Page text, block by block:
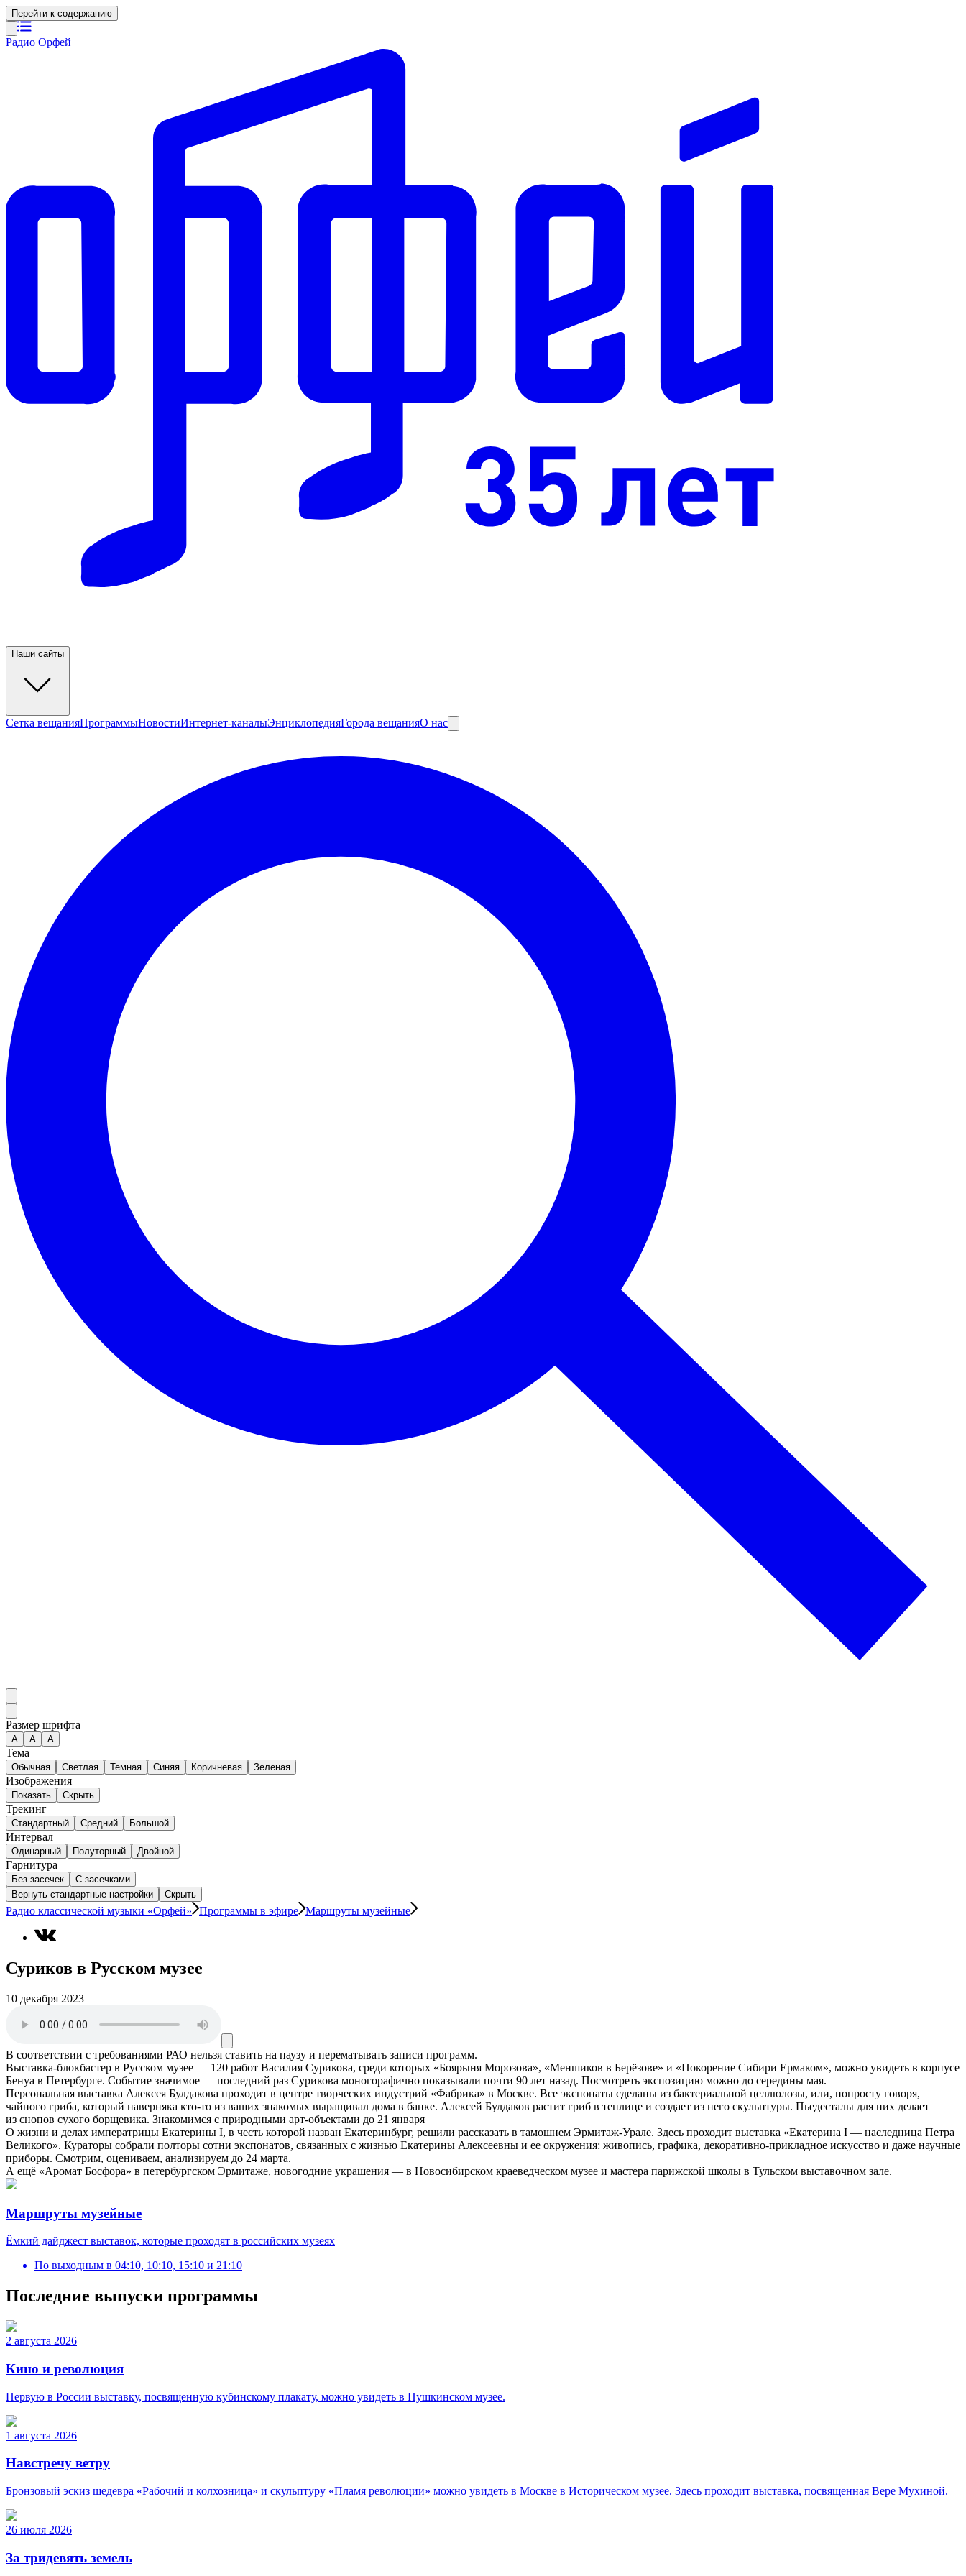
Перейти к содержанию
Радио Орфей
Наши сайты
Сетка вещанияПрограммыНовостиИнтернет-каналыЭнциклопедияГорода вещанияО нас
Размер шрифта
А A A
Тема
Обычная Светлая Темная Синяя Коричневая Зеленая
Изображения
Показать Скрыть
Трекинг
Стандартный Средний Большой
Интервал
Одинарный Полуторный Двойной
Гарнитура
Без засечек
С засечками
Вернуть стандартные настройки
Скрыть
Радио классической музыки «Орфей» Программы в эфире Маршруты музейные
Суриков в Русском музее
10 декабря 2023
В соответствии с требованиями РАО нельзя ставить на паузу и перематывать записи программ.
Выставка-блокбастер в Русском музее — 120 работ Василия Сурикова, среди которых «Боярыня Морозова», «Меншиков в Берёзове» и «Покорение Сибири Ермаком», можно увидеть в корпусе
Бенуа в Петербурге. Событие значимое — последний раз Сурикова моногорафично показывали почти 90 лет назад. Посмотреть экспозицию можно до середины мая.
Персональная выставка Алексея Булдакова проходит в центре творческих индустрий «Фабрика» в Москве. Все экспонаты сделаны из бактериальной целлюлозы, или, попросту говоря,
чайного гриба, который наверняка кто-то из ваших знакомых выращивал дома в банке. Алексей Булдаков растит гриб в теплице и создает из него скульптуры. Пьедесталы для них делает
из снопов сухого борщевика. Знакомимся с природными арт-объектами до 21 января
О жизни и делах императрицы Екатерины I, в честь которой назван Екатеринбург, решили рассказать в тамошнем Эрмитаж-Урале. Здесь проходит выставка «Екатерина I — наследница Петра
Великого». Кураторы собрали полторы сотни экспонатов, связанных с жизнью Екатерины Алексеевны и ее окружения: живопись, графика, декоративно-прикладное искусство и даже научные
приборы. Смотрим, оцениваем, анализируем до 24 марта.
А ещё «Аромат Босфора» в петербургском Эрмитаже, новогодние украшения — в Новосибирском краеведческом музее и мастера парижской школы в Тульском выставочном зале.
Маршруты музейные
Ёмкий дайджест выставок, которые проходят в российских музеях
По выходным в 04:10, 10:10, 15:10 и 21:10
Последние выпуски программы
2 августа 2026
Кино и революция
Первую в России выставку, посвященную кубинскому плакату, можно увидеть в Пушкинском музее.
1 августа 2026
Навстречу ветру
Бронзовый эскиз шедевра «Рабочий и колхозница» и скульптуру «Пламя революции» можно увидеть в Москве в Историческом музее. Здесь проходит выставка, посвященная Вере Мухиной.
26 июля 2026
За тридевять земель